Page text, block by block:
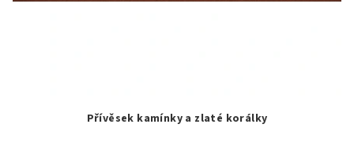
Přívěsek kamínky a zlaté korálky